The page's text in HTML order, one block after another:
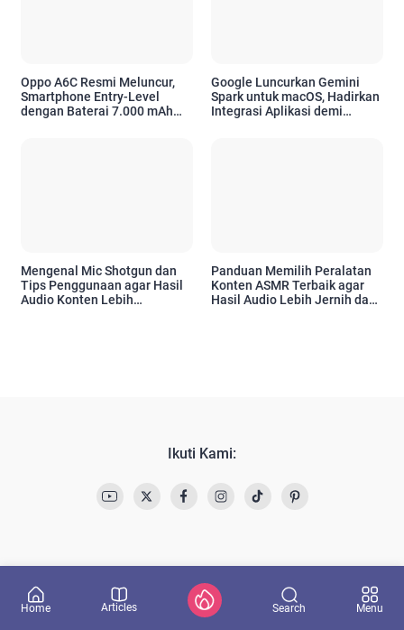
Oppo A6C Resmi Meluncur,
Smartphone Entry-Level
dengan Baterai 7.000 mAh
Google Luncurkan Gemini
Spark untuk macOS, Hadirkan
Integrasi Aplikasi demi
Mengenal Mic Shotgun dan
Tips Penggunaan agar Hasil
Audio Konten Lebih
Panduan Memilih Peralatan
Konten ASMR Terbaik agar
Hasil Audio Lebih Jernih dan
Ikuti Kami:
Home Articles Search Menu